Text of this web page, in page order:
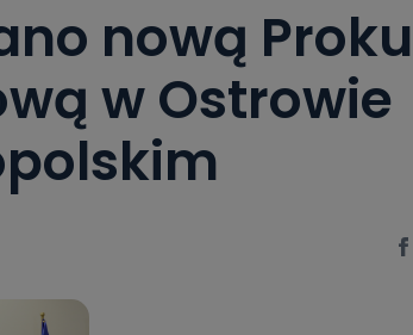
nową
w Ostrowie